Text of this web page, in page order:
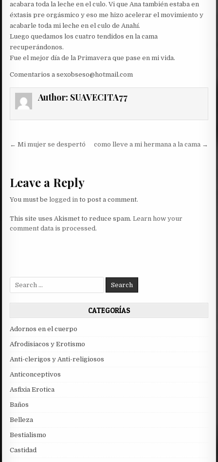
acabara toda la leche en el culo. Vi que Ana también estaba en
éxtasis pre orgásmico y eso me hizo acelerar el movimiento y
acabarle toda mi leche en el culo de Anahí.
Luego quedamos los cuatro tendidos en la cama
recuperándonos.
Fue el mejor día de la Primavera que pase en mi vida.
Comentarios a sexobseso@hotmail.com
Author: SUAVECITA77
Post
← Mi mujer se despertó como lleve a mi hermana a la cama →
Leave a Reply
You must belogged in to post a comment.
This site uses Akismet to reduce spam.Learn how your
comment data is processed.
Search
for:
CATEGORÍAS
Adornos en el cuerpo
Afrodisiacos y Erotismo
Anti-clerigos y Anti-religiosos
Anticonceptivos
Asfixia Erotica
Baños
Belleza
Bestialismo
Castidad